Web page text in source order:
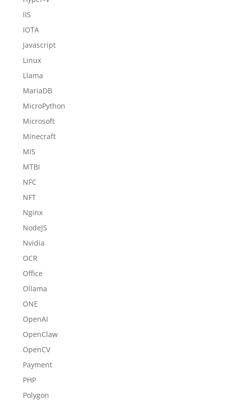
IIS
IOTA
Javascript
Linux
Llama
MariaDB
MicroPython
Microsoft
Minecraft
MIS
MTBI
NFC
NFT
Nginx
NodeJS
Nvidia
OCR
Office
Ollama
ONE
OpenAI
OpenClaw
OpenCV
Payment
PHP
Polygon